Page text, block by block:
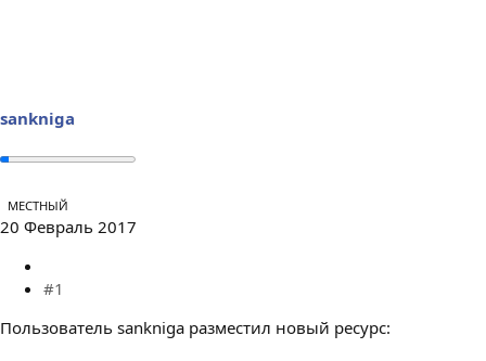
sankniga
МЕСТНЫЙ
20 Февраль 2017
#1
Пользователь sankniga разместил новый ресурс: